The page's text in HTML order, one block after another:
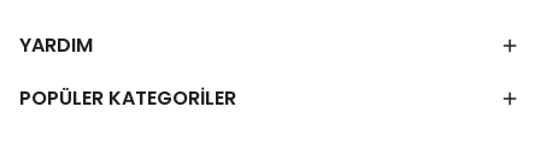
YARDIM
POPÜLER KATEGORİLER